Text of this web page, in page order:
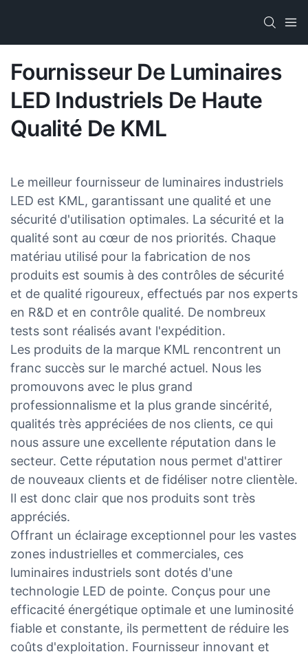
Fournisseur De Luminaires
LED Industriels De Haute
Qualité De KML
Le meilleur fournisseur de luminaires industriels
LED est KML, garantissant une qualité et une
sécurité d'utilisation optimales. La sécurité et la
qualité sont au cœur de nos priorités. Chaque
matériau utilisé pour la fabrication de nos
produits est soumis à des contrôles de sécurité
et de qualité rigoureux, effectués par nos experts
en R&D et en contrôle qualité. De nombreux
tests sont réalisés avant l'expédition.
Les produits de la marque KML rencontrent un
franc succès sur le marché actuel. Nous les
promouvons avec le plus grand
professionnalisme et la plus grande sincérité,
qualités très appréciées de nos clients, ce qui
nous assure une excellente réputation dans le
secteur. Cette réputation nous permet d'attirer
de nouveaux clients et de fidéliser notre clientèle.
Il est donc clair que nos produits sont très
appréciés.
Offrant un éclairage exceptionnel pour les vastes
zones industrielles et commerciales, ces
luminaires industriels sont dotés d'une
technologie LED de pointe. Conçus pour une
efficacité énergétique optimale et une luminosité
fiable et constante, ils permettent de réduire les
coûts d'exploitation. Fournisseur innovant et